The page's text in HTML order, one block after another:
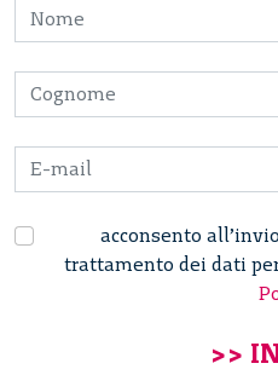
acconsento
trattamento dei dati